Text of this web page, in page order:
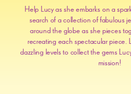
Help Lucy as she embarks on a
search of a collection of fabulous
around the globe as she pieces
recreating each spectacular piece.
dazzling levels to collect the gems
mission!